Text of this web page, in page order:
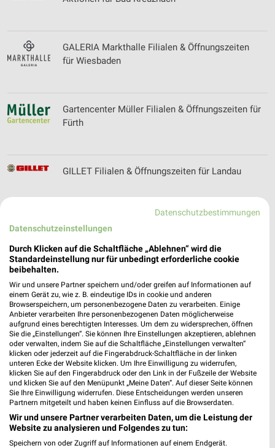
GALERIA Markthalle Filialen & Öffnungszeiten
für Wiesbaden
Gartencenter Müller Filialen & Öffnungszeiten für
Fürth
GILLET Filialen & Öffnungszeiten für Landau
Globus Prospekt der Woche für Bad Kreuznach
Globus Baumarkt Prospekte & Angebote für Bad
Kreuznach
Golfclub Mannheim-Viernheim 1930 e.V. Filialen
& Öffnungszeiten für Viernheim
Greiner Fliesen Filialen & Öffnungszeiten für
Lindenberg
Datenschutzbestimmungen
Datenschutzeinstellungen
Durch Klicken auf die Schaltfläche „Ablehnen“ wird die
Standardeinstellung nur für unbedingt erforderliche cookie
beibehalten.
Wir und unsere Partner speichern und/oder greifen auf Informationen auf
einem Gerät zu, wie z. B. eindeutige IDs in cookie und anderen
Browserspeichern, um personenbezogene Daten zu verarbeiten. Einige
Anbieter verarbeiten Ihre personenbezogenen Daten möglicherweise
aufgrund eines berechtigten Interesses. Um dem zu widersprechen, öffnen
Sie die „Einstellungen“. Sie können Ihre Einstellungen akzeptieren, ablehnen
oder verwalten, indem Sie auf die Schaltfläche „Einstellungen verwalten“
klicken oder jederzeit auf die Fingerabdruck-Schaltfläche in der linken
unteren Ecke der Website klicken. Um Ihre Einwilligung zu widerrufen,
klicken Sie auf den Fingerabdruck oder den Link in der Fußzeile der Website
und klicken Sie auf den Menüpunkt „Meine Daten“. Auf dieser Seite können
Sie Ihre Einwilligung widerrufen. Diese Entscheidungen werden unseren
Partnern mitgeteilt und haben keinen Einfluss auf die Browserdaten.
Wir und unsere Partner verarbeiten Daten, um die Leistung der
Website zu analysieren und Folgendes zu tun:
Speichern von oder Zugriff auf Informationen auf einem Endgerät.